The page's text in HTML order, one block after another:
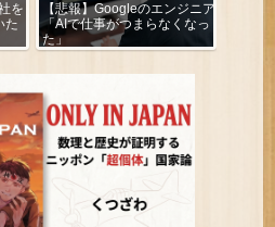
を
た
【悲報】Googleのエンジニア
「AIで仕事がつまらなくなっ
た」